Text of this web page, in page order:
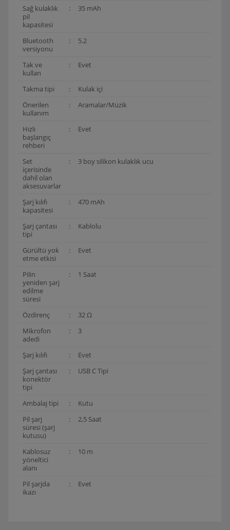
Sağ kulaklık
pil
kapasitesi
: 35 mAh
Bluetooth
versiyonu
: 5.2
Tak ve
kullan
: Evet
Takma tipi :
Kulak içi
Önerilen
kullanım
: Aramalar/Müzik
Hızlı
başlangıç
rehberi
: Evet
Set
içerisinde
dahil olan
aksesuvarlar
: 3 boy silikon kulaklık ucu
Şarj kılıfı
kapasitesi
: 470 mAh
Şarj çantası
tipi
: Kablolu
Gürültü yok
etme etkisi
: Evet
Pilin
yeniden şarj
edilme
süresi
: 1 Saat
Özdirenç :
32 Ω
Mikrofon
adedi
: 3
Şarj kılıfı :
Evet
Şarj çantası
konektör
tipi
: USB C Tipi
Ambalaj tipi :
Kutu
Pil şarj
süresi (şarj
kutusu)
: 2,5 Saat
Kablosuz
yöneltici
alanı
: 10 m
Pil şarjda
ikazı
: Evet